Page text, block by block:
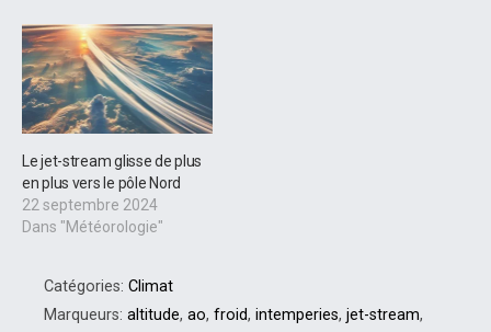
Le jet-stream glisse de plus
en plus vers le pôle Nord
22 septembre 2024
Dans "Météorologie"
Catégories: Climat
Marqueurs: altitude, ao, froid, intemperies, jet-stream,